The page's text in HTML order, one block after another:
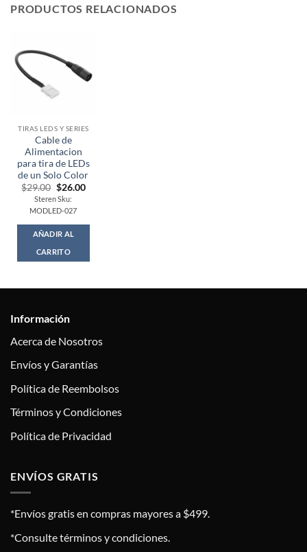
PRODUCTOS RELACIONADOS
TIRAS LEDS Y SERIES
Cable de
Alimentacion
para tira de LEDs
de un Solo Color
$29.00 Original
price
was:
$29.00.
$26.00Current
Steren Sku:
MODLED-027
AÑADIR AL
CARRITO
Información
Acerca de Nosotros
Envíos y Garantías
Política de Reembolsos
Términos y Condiciones
Política de Privacidad
ENVÍOS GRATIS
*Envíos gratis en compras mayores a $499.
*Consulte términos y condiciones.